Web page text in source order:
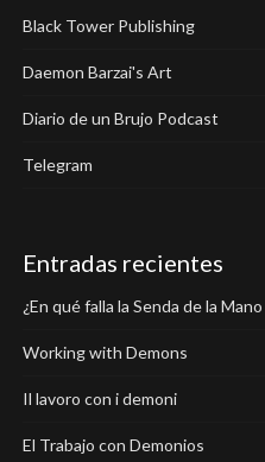
Black Tower Publishing
Daemon Barzai's Art
Diario de un Brujo Podcast
Telegram
Entradas recientes
¿En qué falla la Senda de la
Working with Demons
Il lavoro con i demoni
El Trabajo con Demonios